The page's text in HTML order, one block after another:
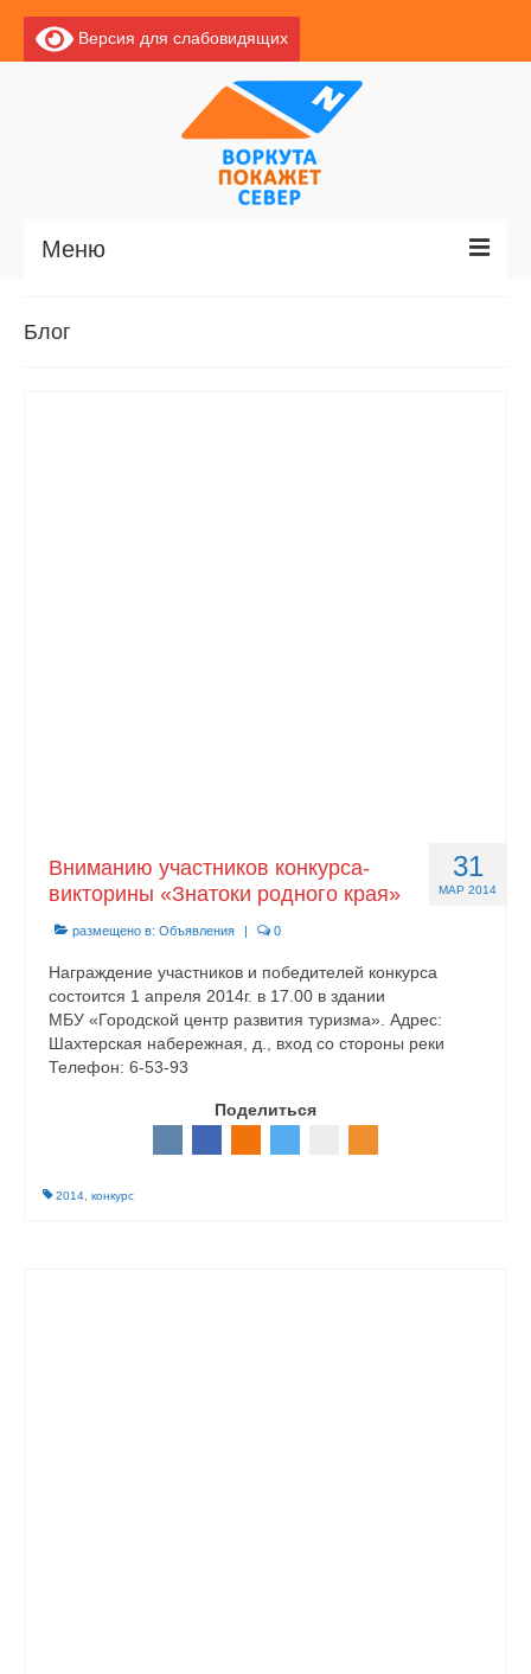
Версия для слабовидящих
Меню
Блог
31
МАР 2014
Вниманию участников конкурса-
викторины «Знатоки родного края»
размещено в: Объявления | 0
Награждение участников и победителей конкурса
состоится 1 апреля 2014г. в 17.00 в здании
МБУ «Городской центр развития туризма». Адрес:
Шахтерская набережная, д., вход со стороны реки
Телефон: 6-53-93
Поделиться
2014 конкурс